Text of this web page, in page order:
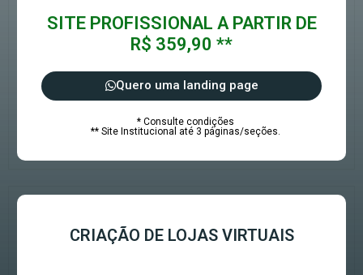
SITE PROFISSIONAL A PARTIR DE
R$ 359,90 **
Quero uma landing page
* Consulte condições
** Site Institucional até 3 páginas/seções.
CRIAÇÃO DE LOJAS VIRTUAIS